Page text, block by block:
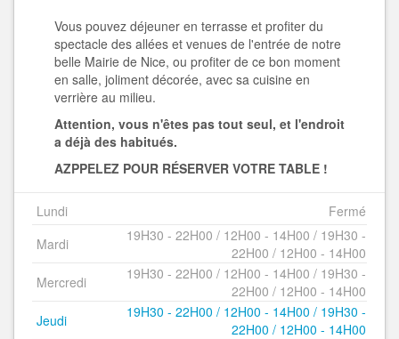
Vous pouvez déjeuner en terrasse et profiter du
spectacle des allées et venues de l'entrée de notre
belle Mairie de Nice, ou profiter de ce bon moment
en salle, joliment décorée, avec sa cuisine en
verrière au milieu.
Attention, vous n'êtes pas tout seul, et l'endroit
a déjà des habitués.
AZPPELEZ POUR RÉSERVER VOTRE TABLE !
Lundi
Fermé
Mardi
19H30 - 22H00 / 12H00 - 14H00 / 19H30 -
22H00 / 12H00 - 14H00
Mercredi
19H30 - 22H00 / 12H00 - 14H00 / 19H30 -
22H00 / 12H00 - 14H00
Jeudi
19H30 - 22H00 / 12H00 - 14H00 / 19H30 -
22H00 / 12H00 - 14H00